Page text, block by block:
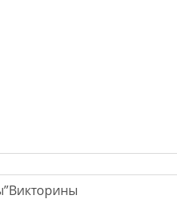
Викторины